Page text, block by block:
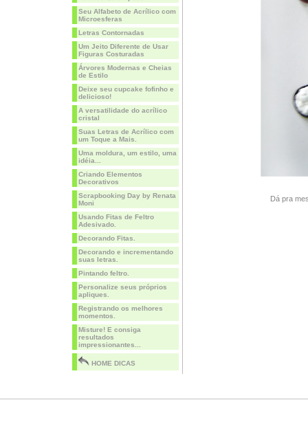
Seu Alfabeto de Acrílico com
Microesferas
Letras Contornadas
Um Jeito Diferente de Usar
Figuras Costuradas
Árvores Modernas e Cheias
de Estilo
Deixe seu cupcake fofinho e
delicioso!
A versatilidade do acrílico
cristal
Suas Letras de Acrílico com
um Toque a Mais.
Uma moldura, um estilo, uma
idéia...
Criando Elementos
Decorativos
Scrapbooking Day by Renata
Moni
Usando Fitas de Feltro
Adesivado.
Decorando Fitas.
Decorando e incrementando
suas letras.
Pintando feltro.
Personalize seus próprios
apliques.
Registrando os melhores
momentos.
Misture! E consiga
resultados
impressionantes...
HOME DICAS
Dá pra